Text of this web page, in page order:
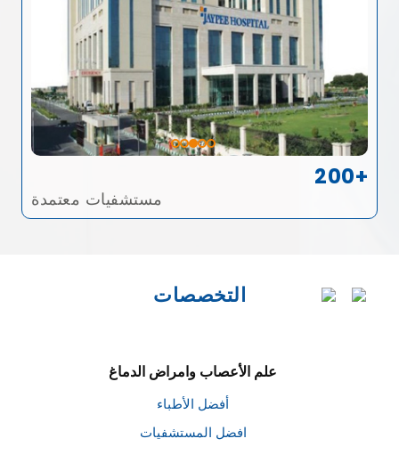
200+
مستشفيات معتمدة
التخصصات
علم الأعصاب وامراض الدماغ
أفضل الأطباء
افضل المستشفيات